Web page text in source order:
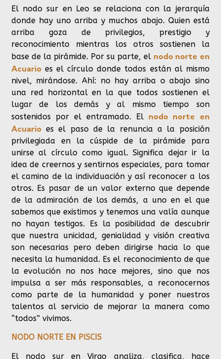
El nodo sur en Leo se relaciona con la jerarquía
donde hay uno arriba y muchos abajo. Quien está
arriba goza de privilegios, prestigio y
reconocimiento mientras los otros sostienen la
base de la pirámide. Por su parte, el nodo norte en
Acuario es el círculo donde todos están al mismo
nivel, mirándose. Ahí: no hay arriba o abajo sino
una red horizontal en la que todos sostienen el
lugar de los demás y al mismo tiempo son
sostenidos por el entramado. El nodo norte en
Acuario es el paso de la renuncia a la posición
privilegiada en la cúspide de la pirámide para
unirse al círculo como igual. Significa dejar ir la
idea de creernos y sentirnos especiales, para tomar
el camino de la individuación y así reconocer a los
otros. Es pasar de un valor externo que depende
de la admiración de los demás, a uno en el que
sabemos que existimos y tenemos una valía aunque
no hayantestigos. Es la posibilidad de descubrir
que nuestra unicidad, genialidad y visión creativa
son necesarias pero deben dirigirse hacia lo que
necesita la humanidad. Es el reconocimiento de que
la evolución no nos hace mejores, sino que nos
impulsa a ser más responsables, a reconocernos
como parte de la humanidad y poner nuestros
talentos al servicio de mejorar la manera como
“todos” vivimos.
NODO NORTE EN PISCIS
El nodo sur en Virgo analiza, clasifica, hace